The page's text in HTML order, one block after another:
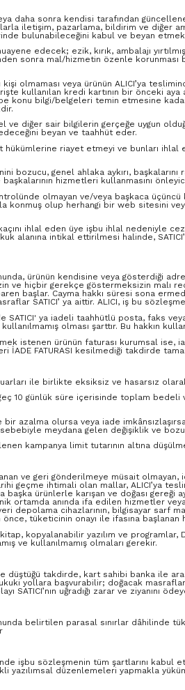
daha sonra kendisi tarafından
iletişim, pazarlama, bildirim ve diğer
bulunabileceğini kabul ve beyan
edecek; ezik, kırık, ambalajı
sonra mal/hizmetin özenle korunması
kişi olmaması veya ürünün ALICI’ya
kullanılan kredi kartının bir önceki
konu bilgi/belgeleri temin etmesine
diğer sair bilgilerin gerçeğe uygun
beyan ve taahhüt eder.
hükümlerine riayet etmeyi ve bunları
bozucu, genel ahlaka aykırı,
hizmetleri kullanmasını
olmayan ve/veya başkaca
konmuş olup herhangi bir web
ihlal eden üye işbu ihlal nedeniyle
alanına intikal ettirilmesi halinde,
ürünün kendisine veya gösterdiği
ve hiçbir gerekçe göstermeksizin malı
başlar. Cayma hakkı süresi sona
SATICI’ ya aittir. ALICI, iş bu
SATICI' ya iadeli taahhütlü posta, faks
olması şarttır. Bu hakkın
istenen ürünün faturası kurumsal
FATURASI kesilmediği takdirde
ile birlikte eksiksiz ve hasarsız
10 günlük süre içerisinde toplam
azalma olursa veya iade
meydana gelen değişiklik ve
kampanya limit tutarının altına
ve geri gönderilmeye müsait
ihtimali olan mallar, ALICI’ya
ürünlerle karışan ve doğası gereği
ortamda anında ifa edilen hizmetler
depolama cihazlarının, bilgisayar sarf
tüketicinin onayı ile ifasına
kopyalanabilir yazılım ve
ve kullanılmamış olmaları gerekir.
düştüğü takdirde, kart sahibi banka ile
yollara başvurabilir; doğacak
SATICI’nın uğradığı zarar ve ziyanını
belirtilen parasal sınırlar dâhilinde
işbu sözleşmenin tüm şartlarını kabul
yazılımsal düzenlemeleri yapmakla